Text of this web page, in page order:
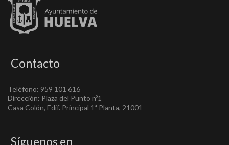
Contacto
Teléfono: 959 101 616
Dirección: Plaza del Punto nº1
Casa Colón, Edif. Principal 1ª Planta, 21001
Síguenos en